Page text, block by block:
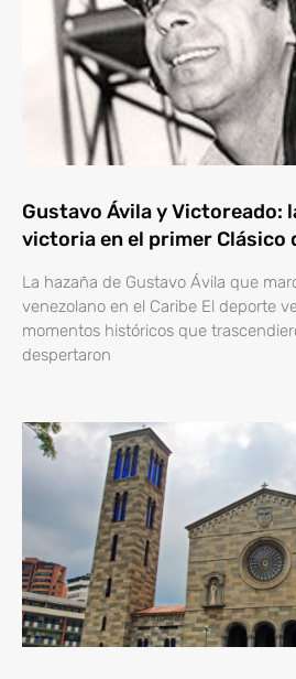
Gustavo Ávila y Victoreado:
victoria en el primer Clásico
La hazaña de Gustavo Ávila que
venezolano en el Caribe El deporte
momentos históricos que
despertaron